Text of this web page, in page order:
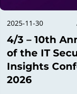
2025-11-30
4/3 – 10th
of the IT
Insights
2026